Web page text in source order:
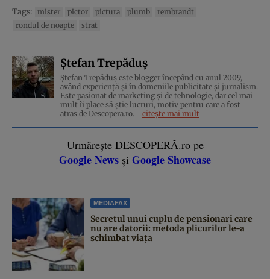
Tags: mister pictor pictura plumb
rembrandt
rondul de noapte
strat
Ștefan Trepăduș
Ștefan Trepăduș este blogger începând cu anul 2009,
având experiență și în domeniile publicitate și jurnalism.
Este pasionat de marketing și de tehnologie, dar cel mai
mult îi place să știe lucruri, motiv pentru care a fost
atras de Descopera.ro.
citește mai mult
Urmărește DESCOPERĂ.ro pe
Google News și Google Showcase
MEDIAFAX
Secretul unui cuplu de pensionari care
nu are datorii: metoda plicurilor le-a
schimbat viața